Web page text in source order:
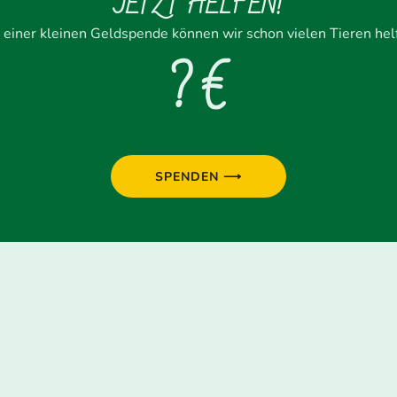
kleinen Geldspende können wir schon vielen Tieren
? €
SPENDEN ⟶